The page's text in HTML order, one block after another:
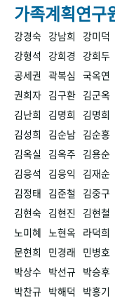
VR 역사관
가족계획연구
강경숙 강남희 강미덕
강형석
강희경 강희두
공세권 곽복심 국옥연
권희자 김구환 김군옥
김난희
김명희 김명희
김성희
김순남 김순흥
김옥실
김옥주 김용순
김응석
김응익 김재순
김정태 김준철 김중구
김현숙 김현진 김현철
노미혜 노현옥 라덕희
문현희
민경래 민병호
박상수 박선규 박승후
박찬규 박해덕 박흥기